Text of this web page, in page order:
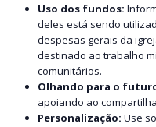
Uso dos fundos:
deles está sendo
despesas gerais da
destinado ao trabalho
comunitários.
Olhando para o
apoiando ao
Personalização: Use